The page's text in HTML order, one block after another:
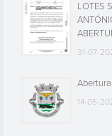
LOTES
31-07-
14-05-